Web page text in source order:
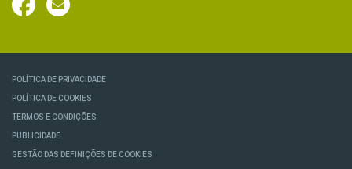
POLÍTICA DE PRIVACIDADE
POLÍTICA DE COOKIES
TERMOS E CONDIÇÕES
PUBLICIDADE
GESTÃO DAS DEFINIÇÕES DE COOKIES